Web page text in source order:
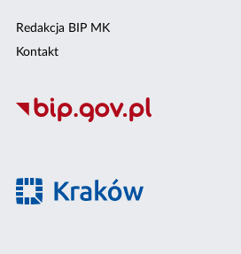
Redakcja BIP MK
Kontakt